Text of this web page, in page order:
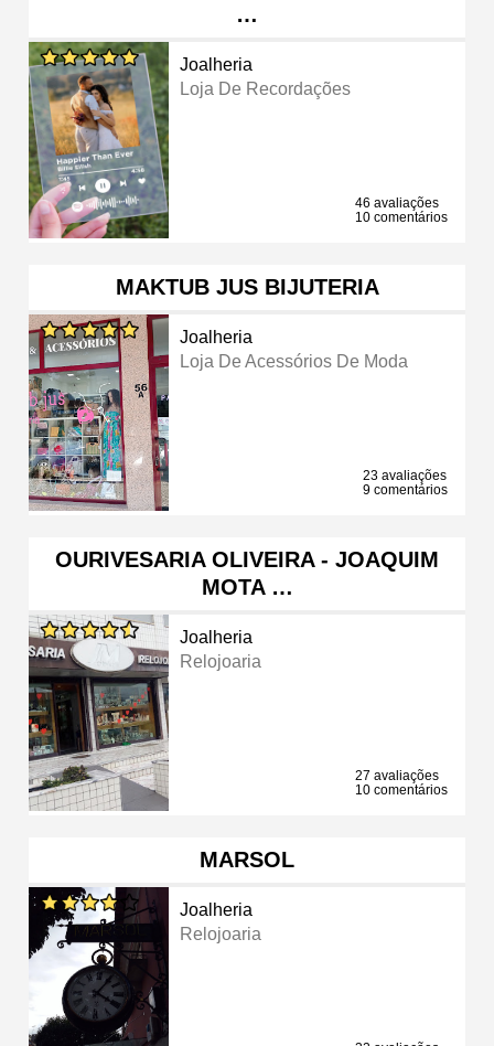
…
Joalheria
Loja De Recordações
46 avaliações
10 comentários
MAKTUB JUS BIJUTERIA
Joalheria
Loja De Acessórios De Moda
23 avaliações
9 comentários
OURIVESARIA OLIVEIRA - JOAQUIM
MOTA …
Joalheria
Relojoaria
27 avaliações
10 comentários
MARSOL
Joalheria
Relojoaria